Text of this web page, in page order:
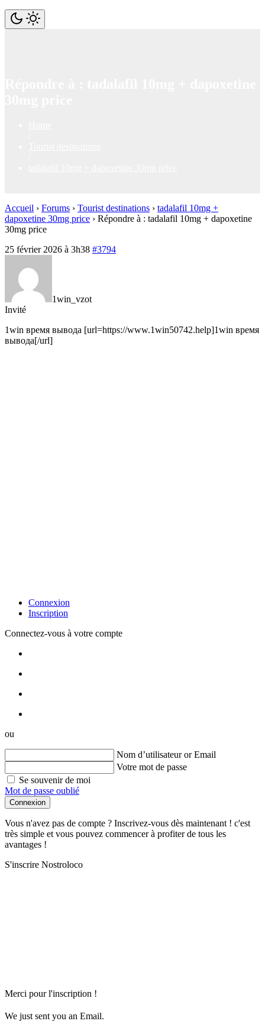
Accueil › Forums › Tourist destinations › tadalafil 10mg +
dapoxetine 30mg price › Répondre à : tadalafil 10mg + dapoxetine
30mg price
25 février 2026 à 3h38 #3794
1win_vzot
Invité
1win время вывода [url=https://www.1win50742.help]1win время
вывода[/url]
Connexion
Inscription
Connectez-vous à votre compte
ou
Nom d’utilisateur or Email
Votre mot de passe
Se souvenir de moi
Mot de passe oublié
Connexion
Vous n'avez pas de compte ? Inscrivez-vous dès maintenant ! c'est
très simple et vous pouvez commencer à profiter de tous les
avantages !
S'inscrire Nostroloco
Merci pour l'inscription !
We just sent you an Email.